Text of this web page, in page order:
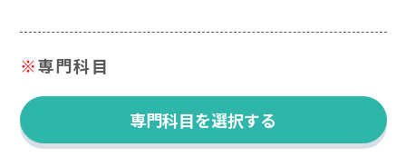
※専門科目
専門科目を選択する